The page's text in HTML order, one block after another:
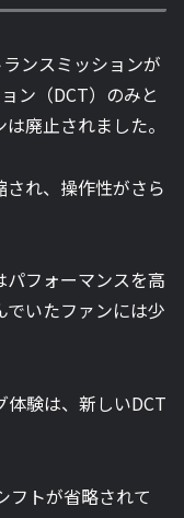
ンスミッションが
ン（DCT）のみと
廃止されました。
れ、操作性がさら
パフォーマンスを高
いたファンには少
体験は、新しいDCT
フトが省略されて